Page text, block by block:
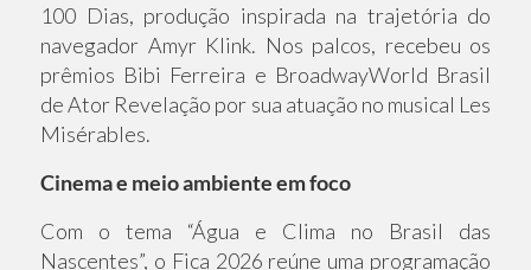
100 Dias, produção inspirada na trajetória do
navegador Amyr Klink. Nos palcos, recebeu os
prêmios Bibi Ferreira e BroadwayWorld Brasil
de Ator Revelação por sua atuação no musical Les
Misérables.
Cinema e meio ambiente em foco
Com o tema “Água e Clima no Brasil das
Nascentes”, o Fica 2026 reúne uma programação